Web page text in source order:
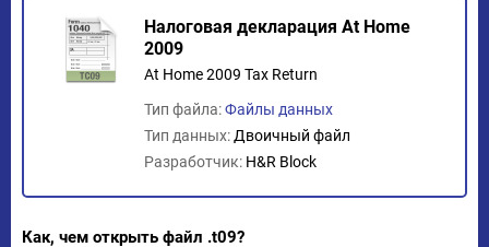
Налоговая декларация At Home
2009
At Home 2009 Tax Return
Тип файла:Файлы данных
Тип данных: Двоичный файл
Разработчик: H&R Block
Как, чем открыть файл .t09?